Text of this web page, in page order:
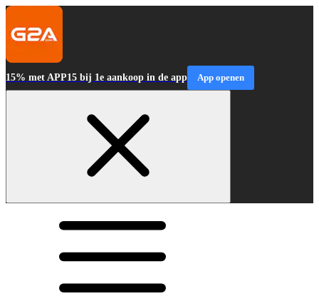
15% met APP15 bij 1e aankoop in de app App openen